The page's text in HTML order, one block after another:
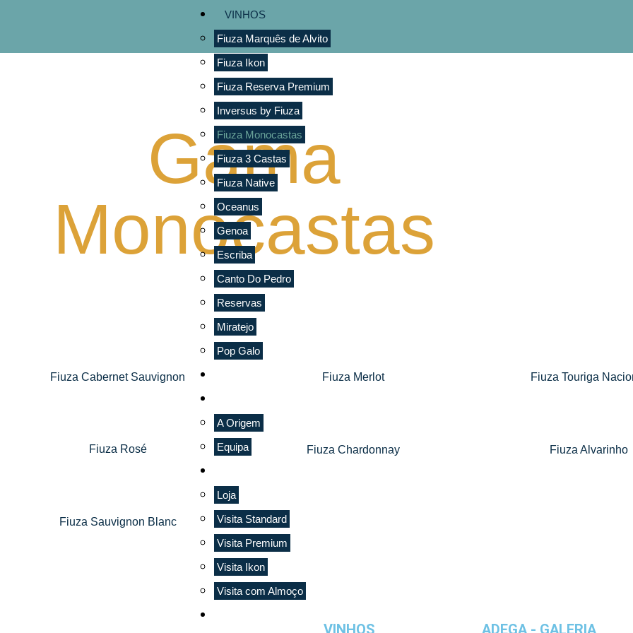
VINHOS
Fiuza Marquês de Alvito
Fiuza Ikon
Fiuza Reserva Premium
Inversus by Fiuza
Fiuza Monocastas
Fiuza 3 Castas
Fiuza Native
Oceanus
Genoa
Escriba
Canto Do Pedro
Reservas
Miratejo
Pop Galo
A Origem
Equipa
Loja
Visita Standard
Visita Premium
Visita Ikon
Visita com Almoço
Gama
Monocastas
Fiuza Cabernet Sauvignon
Fiuza Rosé
Fiuza Sauvignon Blanc
Fiuza Merlot
Fiuza Chardonnay
Fiuza Touriga
Fiuza Alvarinho
VINHOS ADEGA - GALERIA